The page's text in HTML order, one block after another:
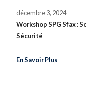
décembre 3, 2024
Workshop SPG Sfax :
Sécurité
En Savoir Plus